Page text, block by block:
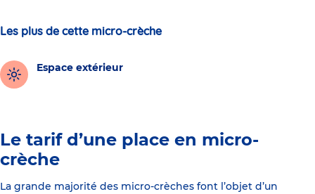
Les plus de cette micro-crèche
Espace extérieur
Le tarif d’une place en micro-
crèche
La grande majorité des micro-crèches font l’objet d’un